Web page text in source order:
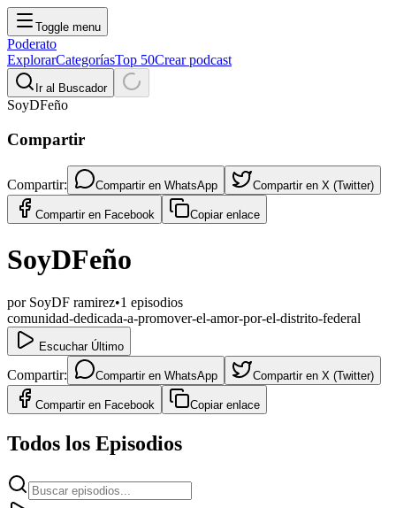
Toggle menu
Poderato
ExplorarCategoríasTop 50Crear podcast
Ir al Buscador
SoyDFeño
Compartir
Compartir: Compartir en WhatsApp Compartir en X (Twitter)
Compartir en Facebook Copiar enlace
SoyDFeño
por SoyDF ramirez•1 episodios
comunidad-dedicada-a-promover-el-amor-por-el-distrito-federal
Escuchar Último
Compartir: Compartir en WhatsApp Compartir en X (Twitter)
Compartir en Facebook Copiar enlace
Todos los Episodios